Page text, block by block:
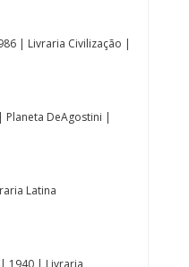
| Livraria Civilização |
Planeta DeAgostini |
Latina
1940 | Livraria